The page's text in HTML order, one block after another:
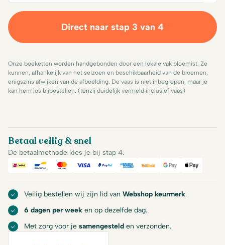
Direct naar stap 3 van 4
Onze boeketten worden handgebonden door een lokale vak bloemist. Ze
kunnen, afhankelijk van het seizoen en beschikbaarheid van de bloemen,
enigszins afwijken van de afbeelding. De vaas is niet inbegrepen, maar je
kan hem los bijbestellen. (tenzij duidelijk vermeld inclusief vaas)
Betaal veilig & snel
De betaalmethode kies je bij stap 4.
iDeal Bancontact
Mastercard
Visa PayPalAmerican Express
BillinkGoogle Pay
Apple
Veilig bestellen wij zijn lid van Webshop keurmerk.
6 dagen per week en op dezelfde dag.
Met zorg voor je samengesteld en verzonden.